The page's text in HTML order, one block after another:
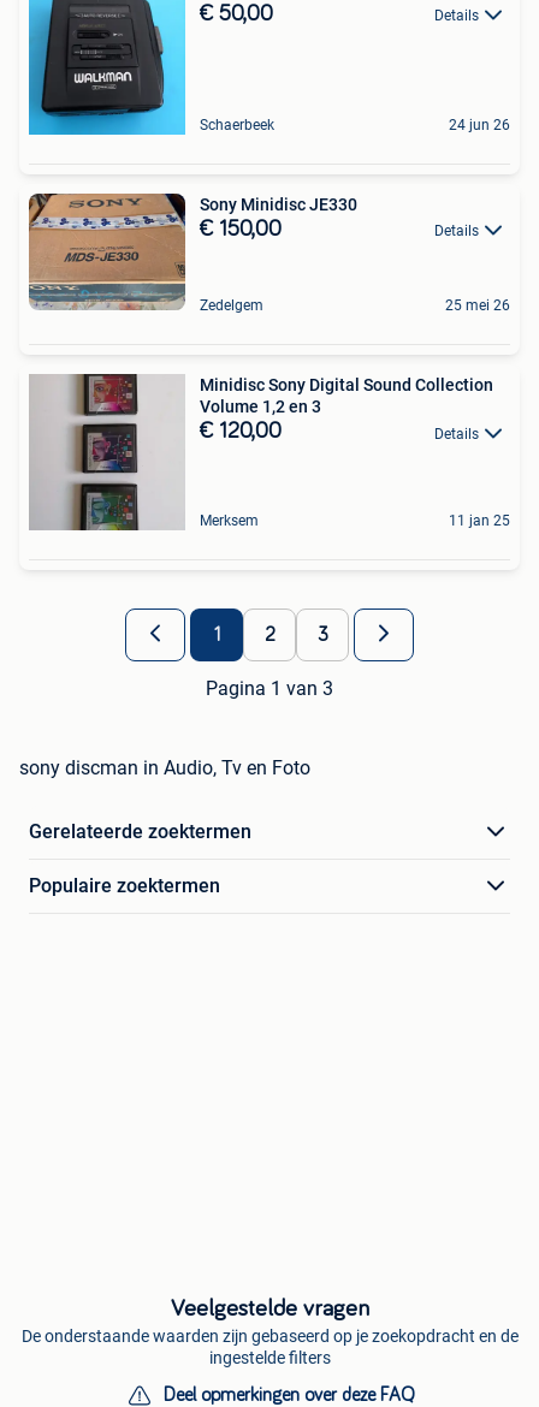
€ 50,00 Details
Schaerbeek 24 jun 26
Sony Minidisc JE330
€ 150,00 Details
Zedelgem 25 mei 26
Minidisc Sony Digital Sound Collection
Volume 1,2 en 3
€ 120,00 Details
Merksem 11 jan 25
1 2 3
Pagina 1 van 3
sony discman in Audio, Tv en Foto
Gerelateerde zoektermen
Populaire zoektermen
Veelgestelde vragen
De onderstaande waarden zijn gebaseerd op je zoekopdracht en de
ingestelde filters
Deel opmerkingen over deze FAQ